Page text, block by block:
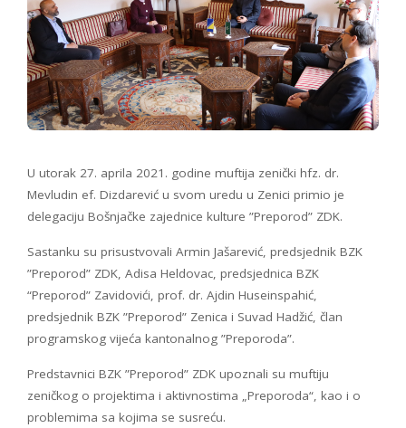
U utorak 27. aprila 2021. godine muftija zenički hfz. dr.
Mevludin ef. Dizdarević u svom uredu u Zenici primio je
delegaciju Bošnjačke zajednice kulture ”Preporod” ZDK.
Sastanku su prisustvovali Armin Jašarević, predsjednik BZK
”Preporod” ZDK, Adisa Heldovac, predsjednica BZK
“Preporod” Zavidovići, prof. dr. Ajdin Huseinspahić,
predsjednik BZK ”Preporod” Zenica i Suvad Hadžić, član
programskog vijeća kantonalnog ”Preporoda”.
Predstavnici BZK ”Preporod” ZDK upoznali su muftiju
zeničkog o projektima i aktivnostima „Preporoda“, kao i o
problemima sa kojima se susreću.